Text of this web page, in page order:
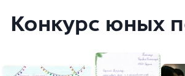
Конкурс юных